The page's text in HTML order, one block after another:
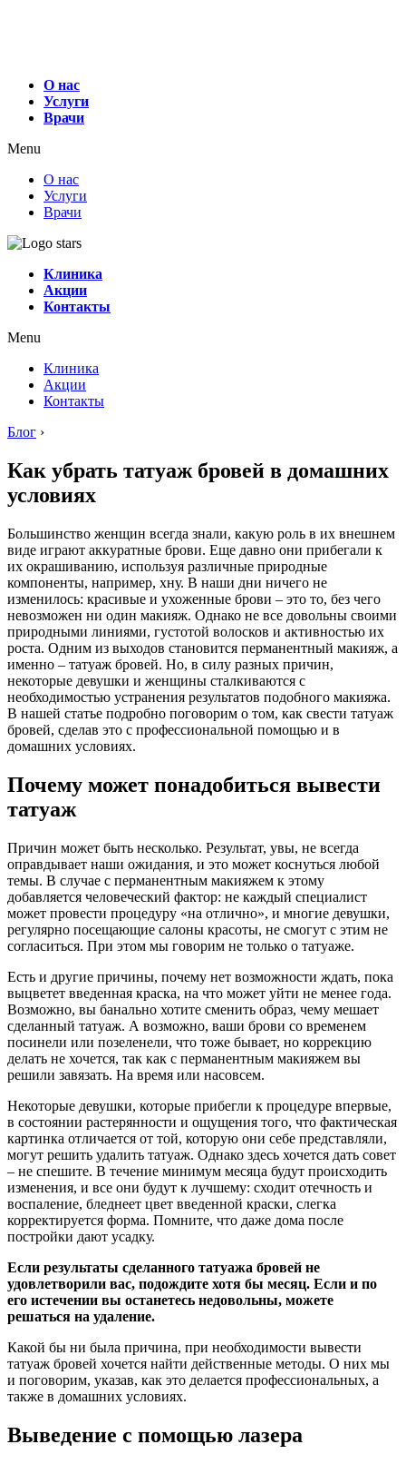
О нас
Услуги
Врачи
Menu
О нас
Услуги
Врачи
Клиника
Акции
Контакты
Menu
Клиника
Акции
Контакты
Блог ›
Как убрать татуаж бровей в домашних
условиях
Большинство женщин всегда знали, какую роль в их внешнем
виде играют аккуратные брови. Еще давно они прибегали к
их окрашиванию, используя различные природные
компоненты, например, хну. В наши дни ничего не
изменилось: красивые и ухоженные брови – это то, без чего
невозможен ни один макияж. Однако не все довольны своими
природными линиями, густотой волосков и активностью их
роста. Одним из выходов становится перманентный макияж, а
именно – татуаж бровей. Но, в силу разных причин,
некоторые девушки и женщины сталкиваются с
необходимостью устранения результатов подобного макияжа.
В нашей статье подробно поговорим о том, как свести татуаж
бровей, сделав это с профессиональной помощью и в
домашних условиях.
Почему может понадобиться вывести
татуаж
Причин может быть несколько. Результат, увы, не всегда
оправдывает наши ожидания, и это может коснуться любой
темы. В случае с перманентным макияжем к этому
добавляется человеческий фактор: не каждый специалист
может провести процедуру «на отлично», и многие девушки,
регулярно посещающие салоны красоты, не смогут с этим не
согласиться. При этом мы говорим не только о татуаже.
Есть и другие причины, почему нет возможности ждать, пока
выцветет введенная краска, на что может уйти не менее года.
Возможно, вы банально хотите сменить образ, чему мешает
сделанный татуаж. А возможно, ваши брови со временем
посинели или позеленели, что тоже бывает, но коррекцию
делать не хочется, так как с перманентным макияжем вы
решили завязать. На время или насовсем.
Некоторые девушки, которые прибегли к процедуре впервые,
в состоянии растерянности и ощущения того, что фактическая
картинка отличается от той, которую они себе представляли,
могут решить удалить татуаж. Однако здесь хочется дать совет
– не спешите. В течение минимум месяца будут происходить
изменения, и все они будут к лучшему: сходит отечность и
воспаление, бледнеет цвет введенной краски, слегка
корректируется форма. Помните, что даже дома после
постройки дают усадку.
Если результаты сделанного татуажа бровей не
удовлетворили вас, подождите хотя бы месяц. Если и по
его истечении вы останетесь недовольны, можете
решаться на удаление.
Какой бы ни была причина, при необходимости вывести
татуаж бровей хочется найти действенные методы. О них мы
и поговорим, указав, как это делается профессиональных, а
также в домашних условиях.
Выведение с помощью лазера